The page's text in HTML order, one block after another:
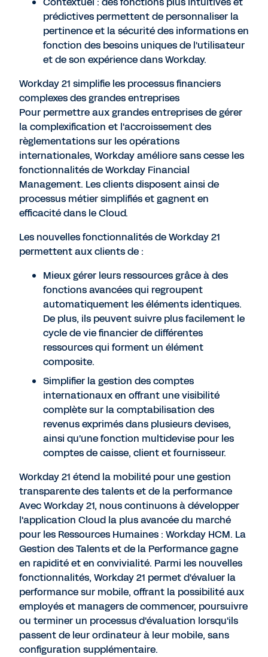
prédictives permettent de personnaliser la
pertinence et la sécurité des informations en
fonction des besoins uniques de l'utilisateur
et de son expérience dans Workday.
Workday 21 simplifie les processus financiers
complexes des grandes entreprises
Pour permettre aux grandes entreprises de gérer
la complexification et l'accroissement des
règlementations sur les opérations
internationales, Workday améliore sans cesse les
fonctionnalités de Workday Financial
Management. Les clients disposent ainsi de
processus métier simplifiés et gagnent en
efficacité dans le Cloud.
Les nouvelles fonctionnalités de Workday 21
permettent aux clients de :
Mieux gérer leurs ressources grâce à des
fonctions avancées qui regroupent
automatiquement les éléments identiques.
De plus, ils peuvent suivre plus facilement le
cycle de vie financier de différentes
ressources qui forment un élément
composite.
Simplifier la gestion des comptes
internationaux en offrant une visibilité
complète sur la comptabilisation des
revenus exprimés dans plusieurs devises,
ainsi qu'une fonction multidevise pour les
comptes de caisse, client et fournisseur.
Workday 21 étend la mobilité pour une gestion
transparente des talents et de la performance
Avec Workday 21, nous continuons à développer
l'application Cloud la plus avancée du marché
pour les Ressources Humaines : Workday HCM. La
Gestion des Talents et de la Performance gagne
en rapidité et en convivialité. Parmi les nouvelles
fonctionnalités, Workday 21 permet d'évaluer la
performance sur mobile, offrant la possibilité aux
employés et managers de commencer, poursuivre
ou terminer un processus d'évaluation lorsqu'ils
passent de leur ordinateur à leur mobile, sans
configuration supplémentaire.